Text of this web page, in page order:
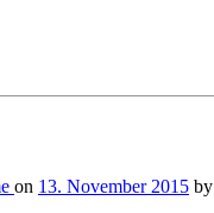
on 13. November 2015 by